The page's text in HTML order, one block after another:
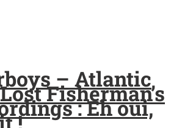
– Atlantic
Fisherman’s
: Eh oui,
!